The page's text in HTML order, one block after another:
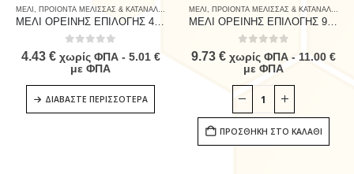
ΜΕΛΙ ΠΡΟΙΟΝΤΑ ΜΕΛΙΣΣΑΣ & ΚΑΤΑΝΑΛΩΤΗ ΤΡΟΦΙΜΑ
out of 5
4.43 € χωρίς ΦΠΑ - 5.01 €
με ΦΠΑ
ΔΙΑΒΆΣΤΕ ΠΕΡΙΣΣΌΤΕΡΑ
ΜΕΛΙ ΠΡΟΙΟΝΤΑ ΜΕΛΙΣΣΑΣ & ΚΑΤΑΝΑΛΩΤΗ
out of 5
9.73 € χωρίς ΦΠΑ - 11.00 €
με ΦΠΑ
ΠΡΟΣΘΉΚΗ ΣΤΟ ΚΑΛΆΘΙ